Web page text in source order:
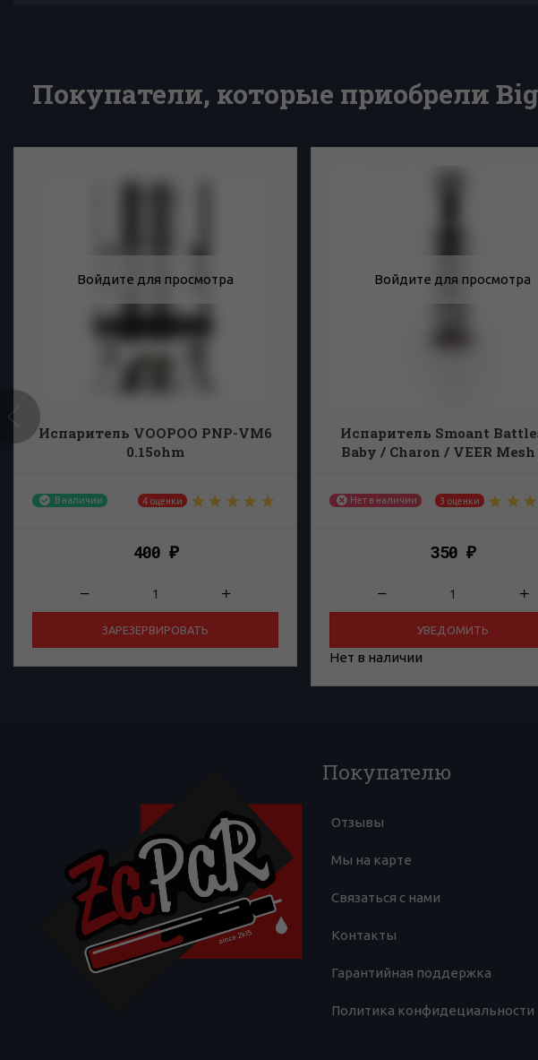
Покупатели, которые приобрели
Войдите для просмотра
Испаритель VOOPOO PNP-VM6
0.15ohm
В наличии 4 оценки
400 ₽
ЗАРЕЗЕРВИРОВАТЬ
Войдите для просмотра
Испаритель Smoant
Baby / Charon / VEER Mesh
Нет в наличии 3 оценки
350 ₽
УВЕДОМИТЬ
Нет в наличии
Покупателю
Отзывы
Мы на карте
Связаться с нами
Контакты
Гарантийная поддержка
Политика конфидециальности